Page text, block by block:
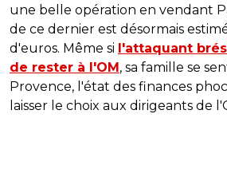
une belle opération en vendant
de ce dernier est désormais
d'euros. Même si l'attaquant
de rester à l'OM , sa famille se
Provence, l'état des finances
laisser le choix aux dirigeants de